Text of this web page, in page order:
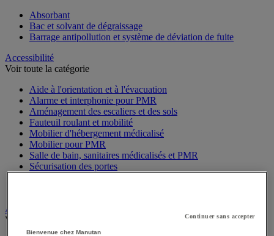
Absorbant
Bac et solvant de dégraissage
Barrage antipollution et système de déviation de fuite
Accessibilité
Voir toute la catégorie
Aide à l'orientation et à l'évacuation
Alarme et interphonie pour PMR
Aménagement des escaliers et des sols
Fauteuil roulant et mobilité
Mobilier d'hébergement médicalisé
Mobilier pour PMR
Salle de bain, sanitaires médicalisés et PMR
Sécurisation des portes
Alarme et vidéosurveillance
Voir toute la catégorie
Continuer sans accepter
Bienvenue chez Manutan